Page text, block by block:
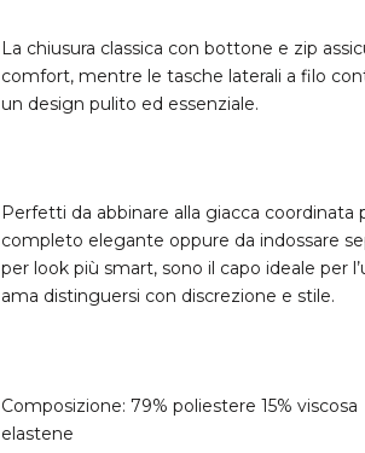
La chiusura classica con bottone e zip
comfort, mentre le tasche laterali a filo
un design pulito ed essenziale.
Perfetti da abbinare alla giacca coordinata
completo elegante oppure da indossare
per look più smart, sono il capo ideale per
ama distinguersi con discrezione e stile.
Composizione: 79% poliestere 15%
elastene